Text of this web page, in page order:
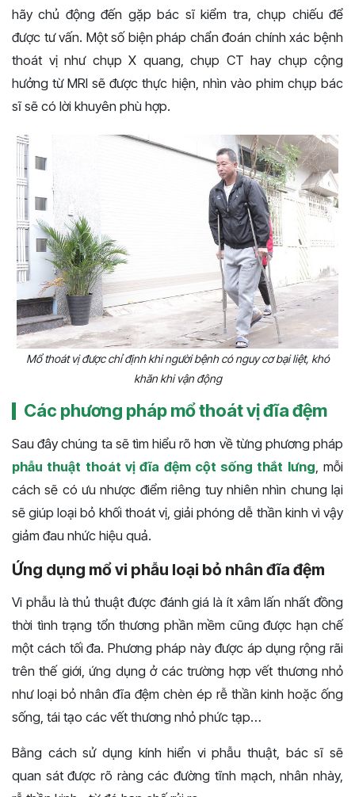
hãy chủ động đến gặp bác sĩ kiểm tra, chụp chiếu để
được tư vấn. Một số biện pháp chẩn đoán chính xác bệnh
thoát vị như chụp X quang, chụp CT hay chụp cộng
hưởng từ MRI sẽ được thực hiện, nhìn vào phim chụp bác
sĩ sẽ có lời khuyên phù hợp.
Mổ thoát vị được chỉ định khi người bệnh có nguy cơ bại liệt, khó
khăn khi vận động
Các phương pháp mổ thoát vị đĩa đệm
Sau đây chúng ta sẽ tìm hiểu rõ hơn về từng phương pháp
phẫu thuật thoát vị đĩa đệm cột sống thắt lưng , mỗi
cách sẽ có ưu nhược điểm riêng tuy nhiên nhìn chung lại
sẽ giúp loại bỏ khối thoát vị, giải phóng dễ thần kinh vì vậy
giảm đau nhức hiệu quả.
Ứng dụng mổ vi phẫu loại bỏ nhân đĩa đệm
Vi phẫu là thủ thuật được đánh giá là ít xâm lấn nhất đồng
thời tình trạng tổn thương phần mềm cũng được hạn chế
một cách tối đa. Phương pháp này được áp dụng rộng rãi
trên thế giới, ứng dụng ở các trường hợp vết thương nhỏ
như loại bỏ nhân đĩa đệm chèn ép rễ thần kinh hoặc ống
sống, tái tạo các vết thương nhỏ phức tạp…
Bằng cách sử dụng kính hiển vi phẫu thuật, bác sĩ sẽ
quan sát được rõ ràng các đường tĩnh mạch, nhân nhày,